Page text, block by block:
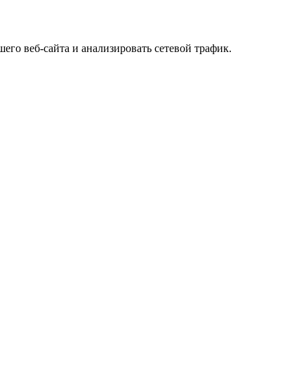
веб-сайта и анализировать сетевой трафик.